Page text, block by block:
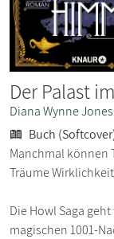
Der Palast
Diana Wynne Jones
Buch
Manchmal können
Träume
Die Howl Saga
magischen 1001-